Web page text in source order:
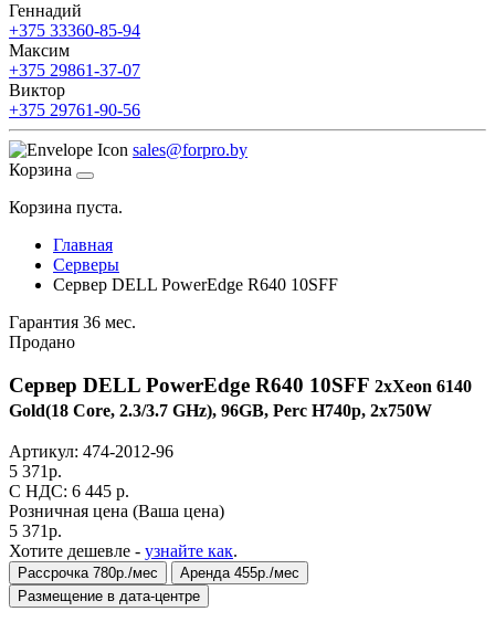
Геннадий
+375 33360-85-94
Максим
+375 29861-37-07
Виктор
+375 29761-90-56
sales@forpro.by
Корзина
Корзина пуста.
Главная
Серверы
Сервер DELL PowerEdge R640 10SFF
Гарантия 36 мес.
Продано
Сервер DELL PowerEdge R640 10SFF 2xXeon 6140
Gold(18 Core, 2.3/3.7 GHz), 96GB, Perc H740p, 2x750W
Артикул: 474-2012-96
5 371р.
C НДС: 6 445 р.
Розничная цена (Ваша цена)
5 371р.
Хотите дешевле - узнайте как.
Рассрочка 780р./мес
Аренда 455р./мес
Размещение в дата-центре